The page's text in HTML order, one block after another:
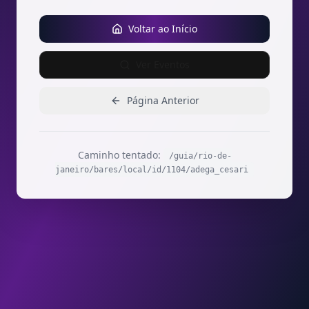
Voltar ao Início
Página Anterior
Caminho tentado:
/guia/rio-de-
janeiro/bares/local/id/1104/adega_cesari